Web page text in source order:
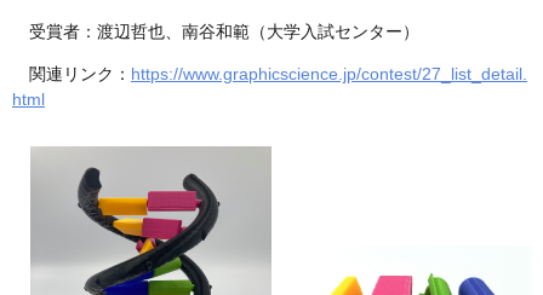
受賞者：渡辺哲也、南谷和範（大学入試センター）
関連リンク： https://www.graphicscience.jp/contest/27_list_detail.
html